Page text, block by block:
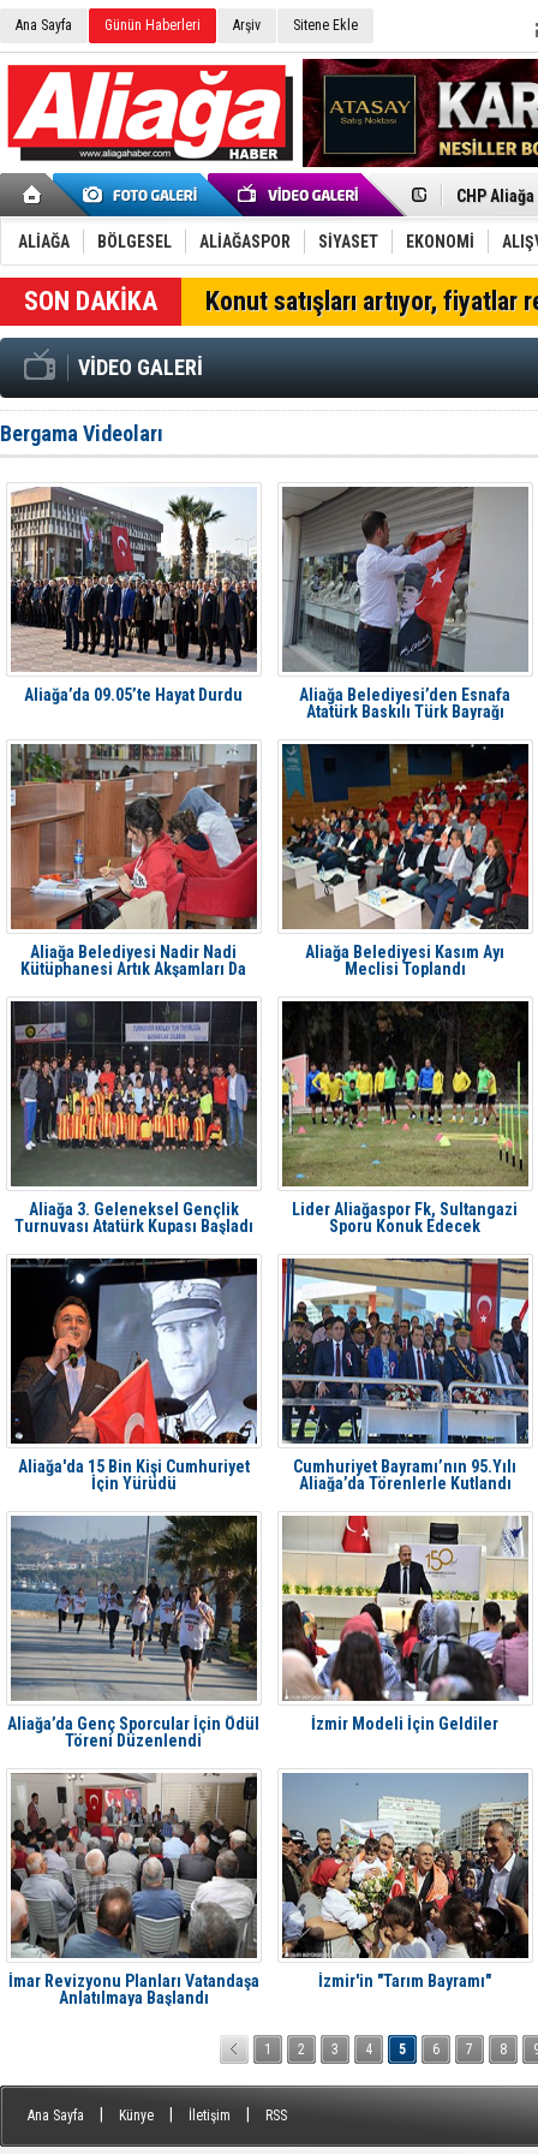
Ana Sayfa Günün Haberleri Arşiv Sitene Ekle
CHP
Çağrısı
Onat
Menemen
Aliağa'da
Furkan
Chp
Alto,
Aliağa'daki
ALİAĞA BÖLGESEL ALİAĞASPOR SİYASET EKONOMİ
Konut satışları artıyor, fiyatlar
VİDEO GALERİ
Bergama Videoları
Aliağa’da 09.05’te Hayat Durdu
Aliağa Belediyesi’den Esnafa
Atatürk Baskılı Türk Bayrağı
Aliağa Belediyesi Nadir Nadi
Kütüphanesi Artık Akşamları Da
Aliağa Belediyesi Kasım Ayı
Meclisi Toplandı
Aliağa 3. Geleneksel Gençlik
Turnuvası Atatürk Kupası Başladı
Lider Aliağaspor Fk, Sultangazi
Sporu Konuk Edecek
Aliağa'da 15 Bin Kişi Cumhuriyet
İçin Yürüdü
Cumhuriyet Bayramı’nın 95.Yılı
Aliağa’da Törenlerle Kutlandı
Aliağa’da Genç Sporcular İçin Ödül
Töreni Düzenlendi
İzmir Modeli İçin Geldiler
İmar Revizyonu Planları Vatandaşa
Anlatılmaya Başlandı
İzmir'in "Tarım Bayramı"
1 2 3 4 5 6 7 8
Ana Sayfa Künye İletişim RSS